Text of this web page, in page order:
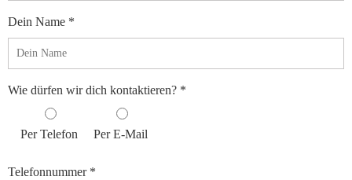
Dein Name *
Wie dürfen wir dich kontaktieren? *
Per Telefon Per E-Mail
Telefonnummer *